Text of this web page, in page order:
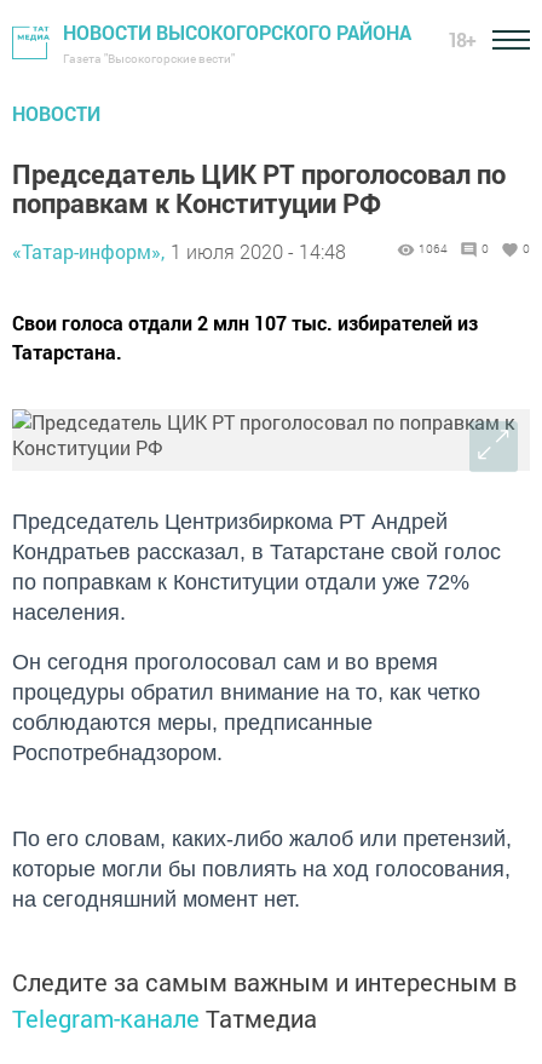
НОВОСТИ ВЫСОКОГОРСКОГО РАЙОНА
Газета "Высокогорские вести"
18+
НОВОСТИ
Председатель ЦИК РТ проголосовал по
поправкам к Конституции РФ
«Татар-информ», 1 июля 2020 - 14:48 1064 0 0
Свои голоса отдали 2 млн 107 тыс. избирателей из
Татарстана.
Председатель Центризбиркома РТ Андрей
Кондратьев рассказал, в Татарстане свой голос
по поправкам к Конституции отдали уже 72%
населения.
Он сегодня проголосовал сам и во время
процедуры обратил внимание на то, как четко
соблюдаются меры, предписанные
Роспотребнадзором.
По его словам, каких-либо жалоб или претензий,
которые могли бы повлиять на ход голосования,
на сегодняшний момент нет.
Следите за самым важным и интересным в
Telegram-канале Татмедиа